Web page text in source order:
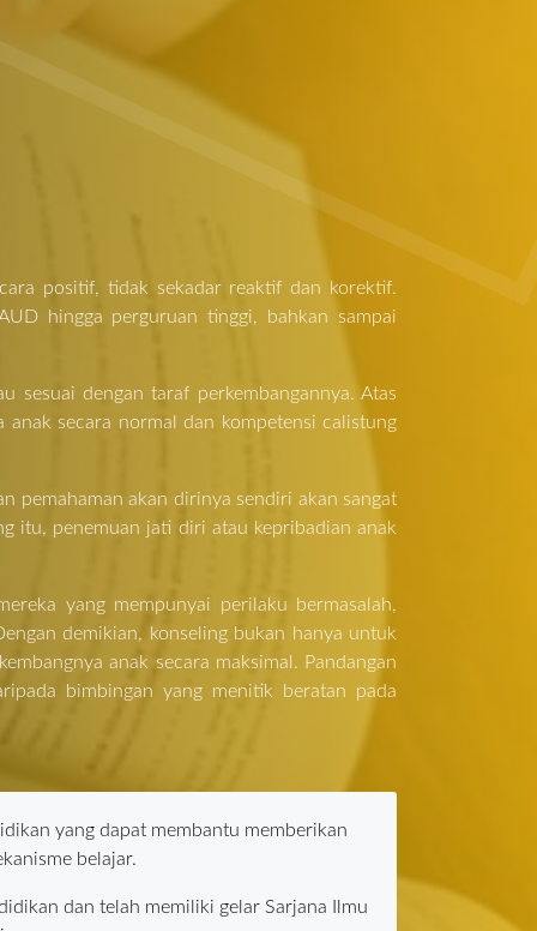
positif, tidak sekadar reaktif dan korektif.
hingga perguruan tinggi, bahkan sampai
sesuai dengan taraf perkembangannya. Atas
secara normal dan kompetensi calistung
pemahaman akan dirinya sendiri akan sangat
itu, penemuan jati diri atau kepribadian anak
yang mempunyai perilaku bermasalah,
demikian, konseling bukan hanya untuk
anak secara maksimal. Pandangan
bimbingan yang menitik beratan pada
yang dapat membantu memberikan
belajar.
dan telah memiliki gelar Sarjana Ilmu